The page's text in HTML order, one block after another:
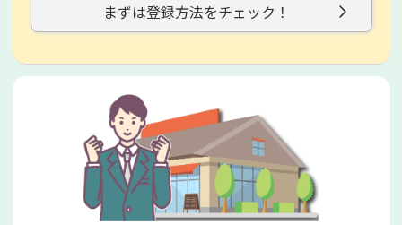
まずは登録方法をチェック！